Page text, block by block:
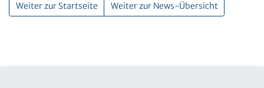
Weiter zur Startseite Weiter zur News-Übersicht